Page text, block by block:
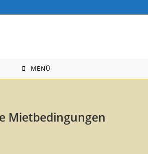
MENÜ
Mietbedingungen